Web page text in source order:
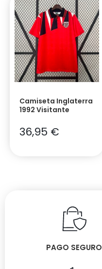
Camiseta Inglaterra
1992 Visitante
36,95 €
PAGO SEGURO